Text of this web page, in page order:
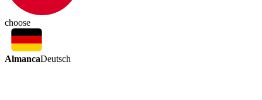
choose
AlmancaDeutsch